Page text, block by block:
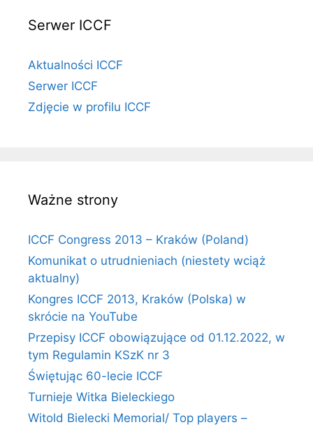
Serwer ICCF
Aktualności ICCF
Serwer ICCF
Zdjęcie w profilu ICCF
Ważne strony
ICCF Congress 2013 – Kraków (Poland)
Komunikat o utrudnieniach (niestety wciąż
aktualny)
Kongres ICCF 2013, Kraków (Polska) w
skrócie na YouTube
Przepisy ICCF obowiązujące od 01.12.2022, w
tym Regulamin KSzK nr 3
Świętując 60-lecie ICCF
Turnieje Witka Bieleckiego
Witold Bielecki Memorial/ Top players –